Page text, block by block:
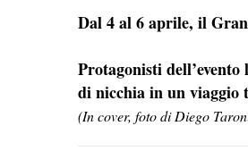
Dal 4 al 6 aprile, il
Protagonisti
di nicchia in un viaggio
(In cover, foto di Diego